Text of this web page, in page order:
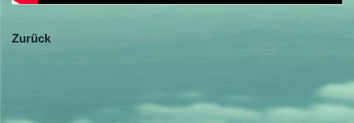
Zurück